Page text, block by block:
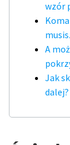
wzór
A
Jak
dalej?